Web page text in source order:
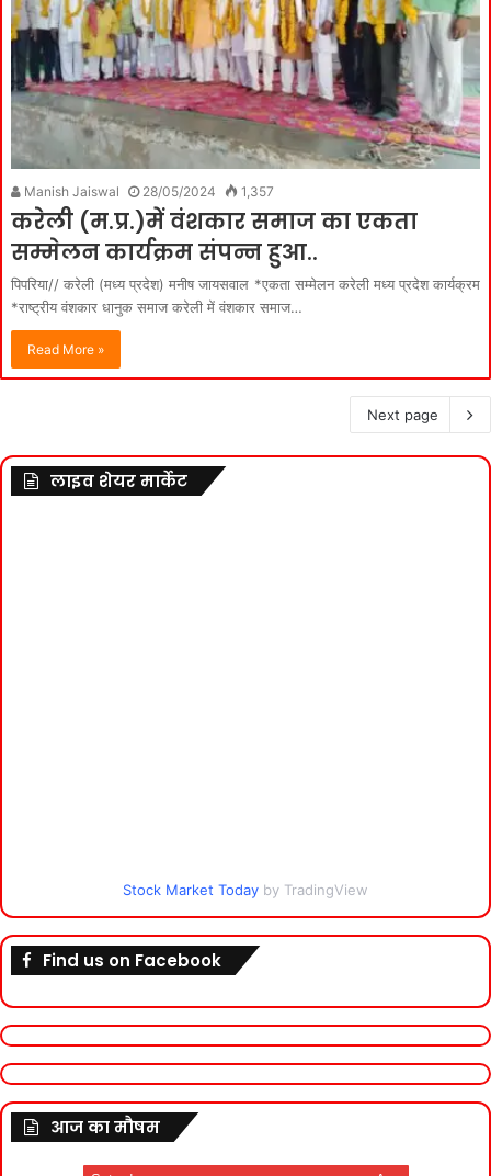
Manish Jaiswal 28/05/2024 1,357
करेली (म.प्र.)में वंशकार समाज का एकता
सम्मेलन कार्यक्रम संपन्न हुआ..
पिपरिया// करेली (मध्य प्रदेश) मनीष जायसवाल *एकता सम्मेलन करेली मध्य प्रदेश कार्यक्रम
*राष्ट्रीय वंशकार धानुक समाज करेली में वंशकार समाज…
Read More »
Next page
लाइव शेयर मार्केट
Stock Market Today by TradingView
Find us on Facebook
आज का मौषम